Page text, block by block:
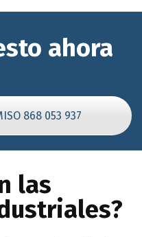
ahora
868 053 937
las